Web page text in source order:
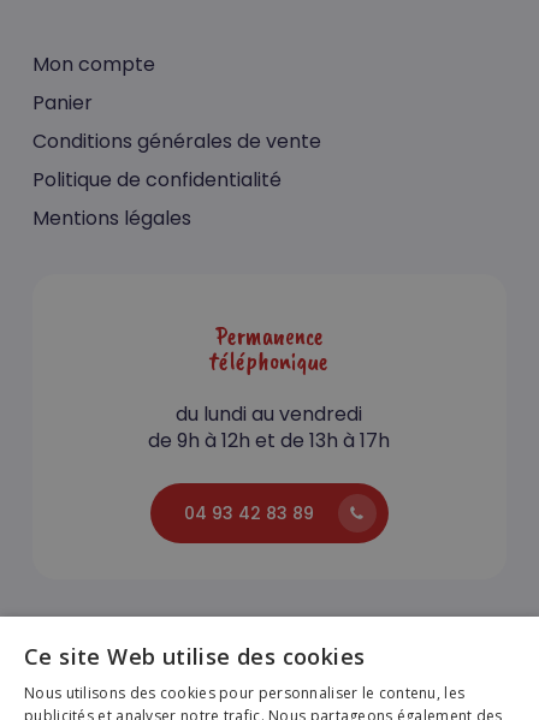
Mon compte
Panier
Conditions générales de vente
Politique de confidentialité
Mentions légales
Permanence
téléphonique
du lundi au vendredi
de 9h à 12h et de 13h à 17h
04 93 42 83 89
Ce site Web utilise des cookies
Nous utilisons des cookies pour personnaliser le contenu, les
publicités et analyser notre trafic. Nous partageons également des